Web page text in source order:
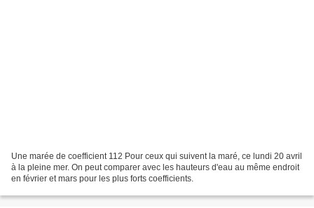
Une marée de coefficient 112 Pour ceux qui suivent la maré, ce lundi 20 avril
à la pleine mer. On peut comparer avec les hauteurs d'eau au même endroit
en février et mars pour les plus forts coefficients.